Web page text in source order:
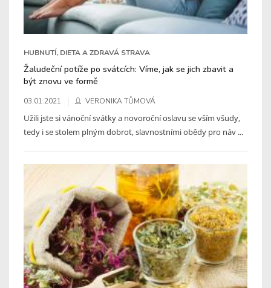
HUBNUTÍ, DIETA A ZDRAVÁ STRAVA
Žaludeční potíže po svátcích: Víme, jak se jich zbavit a
být znovu ve formě
03.01.2021 VERONIKA TŮMOVÁ
Užili jste si vánoční svátky a novoroční oslavu se vším všudy,
tedy i se stolem plným dobrot, slavnostními obědy pro náv ...